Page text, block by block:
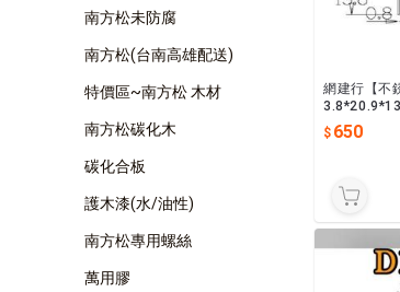
南方松未防腐
南方松(台南高雄配送)
特價區~南方松 木材
南方松碳化木
碳化合板
護木漆(水/油性)
南方松專用螺絲
萬用膠
網建行【不
長2440mm 收邊條 封邊條 現
貨供應
650